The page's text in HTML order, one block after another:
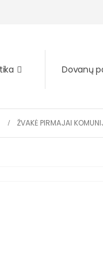
Dovanų
ŽVAKĖ PIRMAJAI